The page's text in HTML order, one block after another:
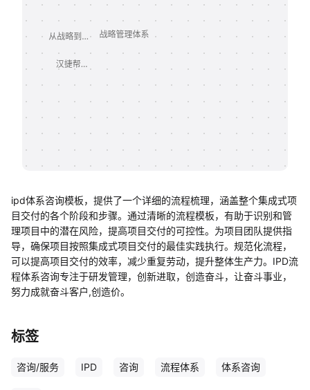
客户案例
帮助中心
ipd体系咨询模板，提供了一个详细的流程梳理，涵盖整个集成式项
目交付的各个阶段和步骤。通过清晰的流程模板，有助于识别和管
理项目中的潜在风险，提高项目交付的可控性。为项目团队提供指
导，确保项目按照集成式项目交付的最佳实践执行。规范化流程，
可以提高项目交付的效率，减少重复劳动，提升整体生产力。IPD流
程体系咨询专注于研发管理，创新进取，创造奋斗，让奋斗事业，
努力成就奋斗客户,创造价。
标签
咨询/服务 IPD 咨询 流程体系 体系咨询